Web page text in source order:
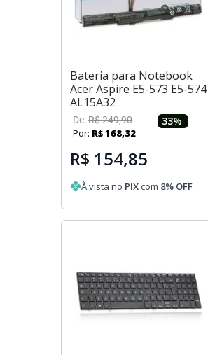
Bateria para Notebook
Acer Aspire E5-573 E5-574
AL15A32
De:R$249,90 33%
Por: R$168,32
R$ 154,85
À vista no PIXcom 8% OFF